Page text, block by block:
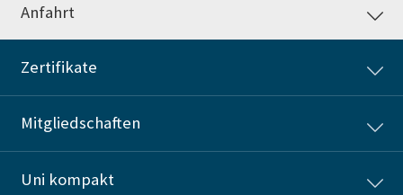
Anfahrt
Zertifikate
Mitgliedschaften
Uni kompakt